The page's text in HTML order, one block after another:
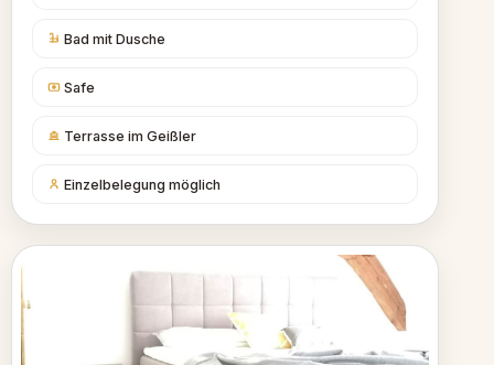
Bad mit Dusche
Safe
Terrasse im Geißler
Einzelbelegung möglich